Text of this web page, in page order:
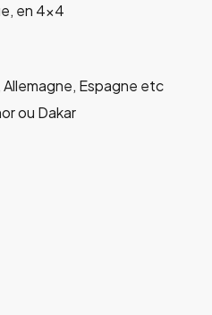
en 4x4
Espagne etc
ou Dakar